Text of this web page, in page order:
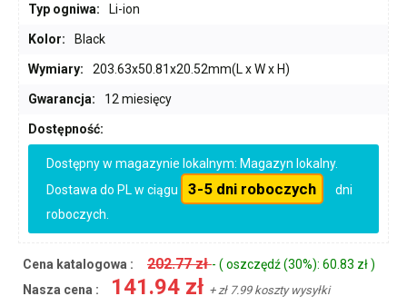
Typ ogniwa: Li-ion
Kolor: Black
Wymiary: 203.63x50.81x20.52mm(L x W x H)
Gwarancja: 12 miesięcy
Dostępność:
Dostępny w magazynie lokalnym: Magazyn lokalny.
Dostawa do PL w ciągu
3-5 dni roboczych
dni
roboczych.
Cena katalogowa : 202.77 zł- ( oszczędź (30%): 60.83 zł )
Nasza cena :
141.94 zł + zł 7.99 koszty wysyłki